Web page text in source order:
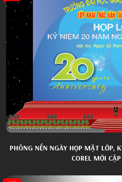
PHÔNG NỀN NGÀY HỌP MẶT LỚP,
COREL MỚI